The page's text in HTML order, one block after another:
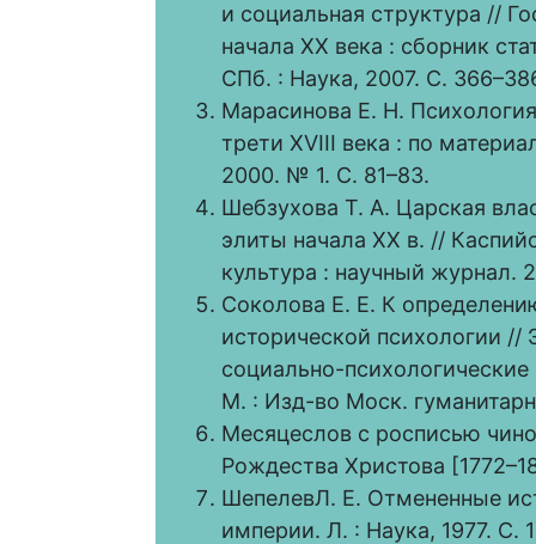
и социальная структура //
начала XX века : сборник
СПб. : Наука, 2007. С.
Марасинова Е. Н.
трети XVIII века : по
2000. № 1. С. 81–83.
Шебзухова Т. А. Царская
элиты начала XX в. //
культура : научный журнал.
Соколова Е. Е. К
исторической психологии
социально-
М. : Изд-во Моск.
Месяцеслов с росписью
Рождества Христова
ШепелевЛ. Е. Отмененные
империи. Л. : Наука, 1977. С.